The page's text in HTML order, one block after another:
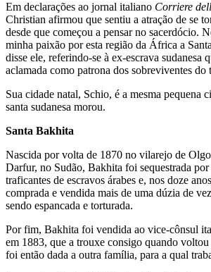
Em declarações ao jornal italiano Corriere
Christian afirmou que sentiu a atração de se
desde que começou a pensar no sacerdócio.
minha paixão por esta região da África a
disse ele, referindo-se à ex-escrava sudanesa
aclamada como patrona dos sobreviventes do
Sua cidade natal, Schio, é a mesma pequena
santa sudanesa morou.
Santa Bakhita
Nascida por volta de 1870 no vilarejo de
Darfur, no Sudão, Bakhita foi sequestrada
traficantes de escravos árabes e, nos doze
comprada e vendida mais de uma dúzia de
sendo espancada e torturada.
Por fim, Bakhita foi vendida ao vice-cônsul
em 1883, que a trouxe consigo quando
foi então dada a outra família, para a qual